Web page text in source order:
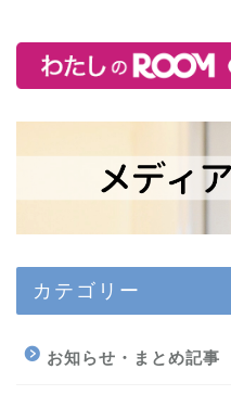
カテゴリー
お知らせ・まとめ記事